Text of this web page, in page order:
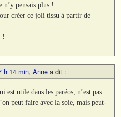
n’y pensais plus !
créer ce joli tissu à partir de
!
h 14 min, Anne a dit :
est utile dans les paréos, n’est pas
peut faire avec la soie, mais peut-